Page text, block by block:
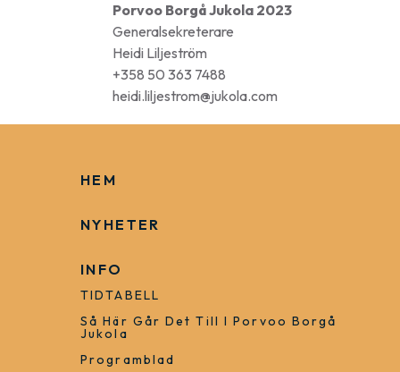
Porvoo Borgå Jukola 2023
Generalsekreterare
Heidi Liljeström
+358 50 363 7488
heidi.liljestrom@jukola.com
HEM
NYHETER
INFO
TIDTABELL
Så Här Går Det Till I Porvoo Borgå
Jukola
Programblad